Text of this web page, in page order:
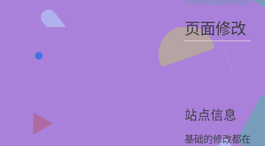
页面修改
站点信息
基础的修改都在